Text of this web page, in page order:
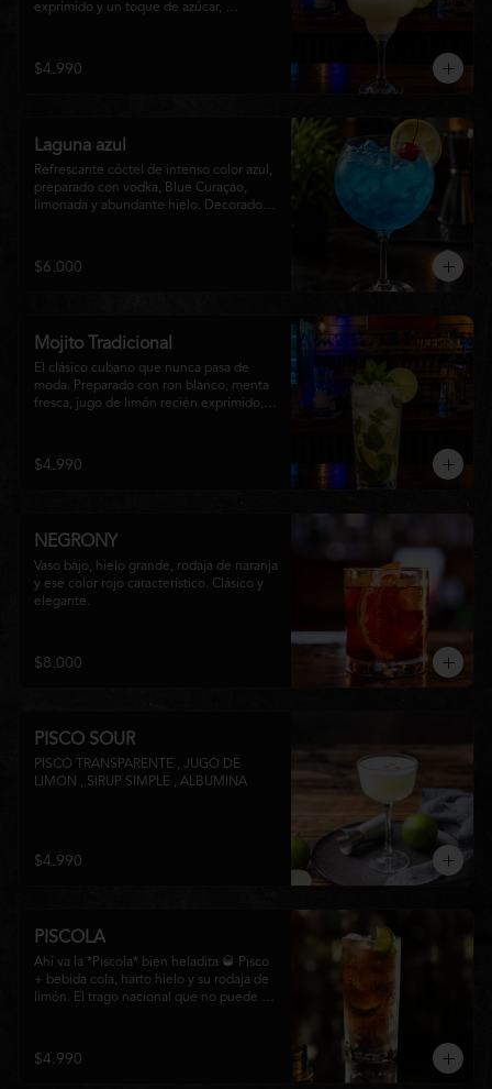
exprimido y un toque de azúcar,
cóctel equilibrado, de notas cítricas y
sabor intenso, perfecto para disfrutar en
$4.990
Laguna azul
Refrescante cóctel de intenso color azul,
preparado con vodka, Blue Curaçao,
limonada y abundante hielo. Decorado
final fresco, ideal para cualquier ocasión.
$6.000
Mojito Tradicional
El clásico cubano que nunca pasa de
moda. Preparado con ron blanco, menta
fresca, jugo de limón recién exprimido,
aromático y perfectamente equilibrado,
ideal para disfrutar en cualquier ocasión.
$4.990
NEGRONY
Vaso bajo, hielo grande, rodaja de naranja
y ese color rojo característico. Clásico y
elegante.
$8.000
PISCO SOUR
PISCO TRANSPARENTE , JUGO DE
LIMON , SIRUP SIMPLE , ALBUMINA
$4.990
PISCOLA
Ahí va la *Piscola* bien heladita 🥃 Pisco
+ bebida cola, harto hielo y su rodaja de
limón. El trago nacional que no puede
$4.990